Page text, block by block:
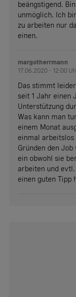
beängstigend.
unmöglich. Ich
zu arbeiten nur
einen.
margotherrmann
17.06.2020 - 12:00
Das stimmt
seit 1 Jahr einen
Unterstützung
Was kann man
einem Monat
einmal arbeitslos
Gründen den
ein obwohl sie
arbeiten und
einen guten Tipp